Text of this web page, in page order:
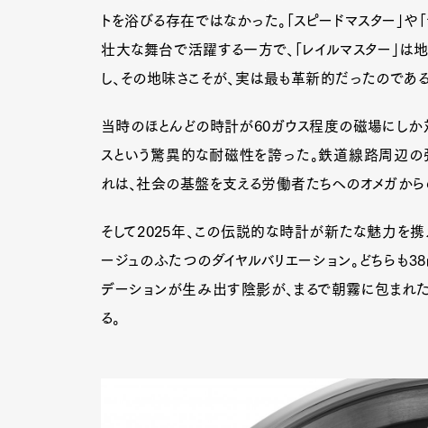
トを浴びる存在ではなかった。「スピードマスター」
壮大な舞台で活躍する一方で、「レイルマスター」
し、その地味さこそが、実は最も革新的だったのである
当時のほとんどの時計が60ガウス程度の磁場にしか
スという驚異的な耐磁性を誇った。鉄道線路周辺
れは、社会の基盤を支える労働者たちへのオメガか
そして2025年、この伝説的な時計が新たな魅力を携
ージュのふたつのダイヤルバリエーション。どちらも
デーションが生み出す陰影が、まるで朝霧に包まれ
る。